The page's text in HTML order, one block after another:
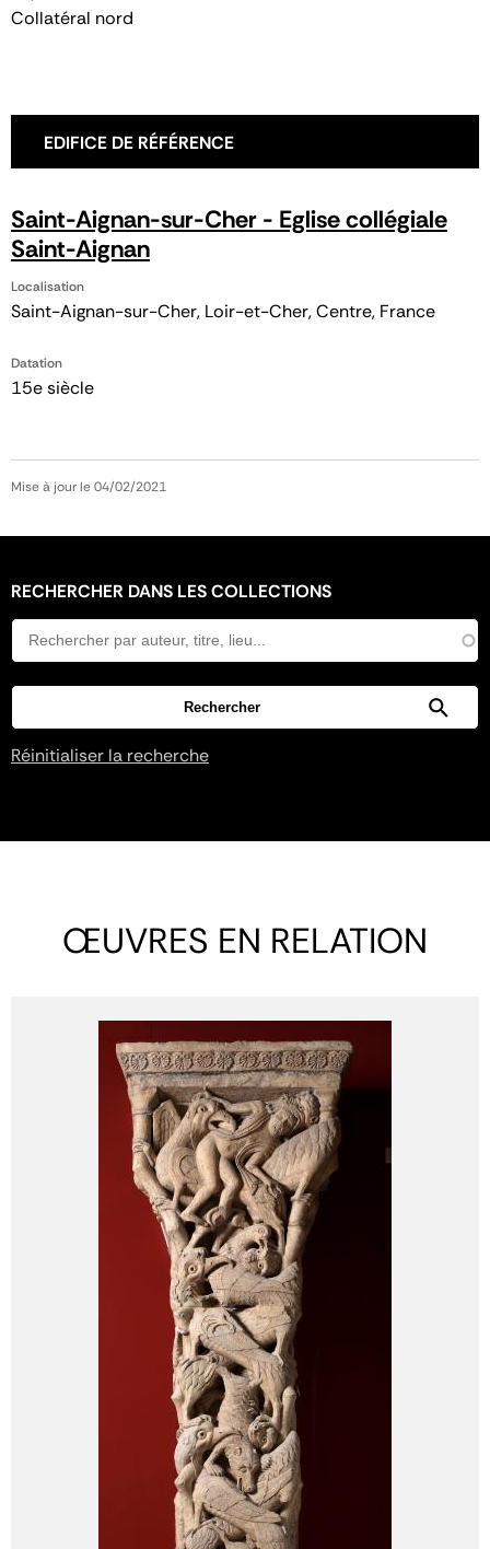
Collatéral nord
EDIFICE DE RÉFÉRENCE
Saint-Aignan-sur-Cher - Eglise collégiale
Saint-Aignan
Localisation
Saint-Aignan-sur-Cher, Loir-et-Cher, Centre, France
Datation
15e siècle
Mise à jour le 04/02/2021
RECHERCHER DANS LES COLLECTIONS
Réinitialiser la recherche
ŒUVRES EN RELATION